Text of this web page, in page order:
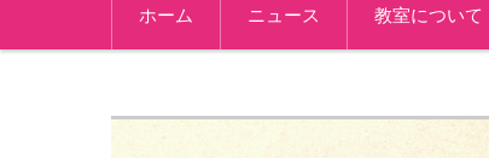
ホーム
ニュース 教室について